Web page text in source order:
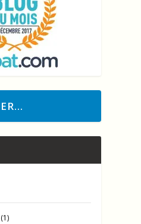
(1)